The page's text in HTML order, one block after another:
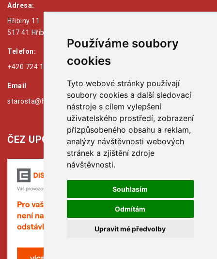
Používáme soubory
cookies
Tyto webové stránky používají
soubory cookies a další sledovací
nástroje s cílem vylepšení
uživatelského prostředí, zobrazení
přizpůsobeného obsahu a reklam,
analýzy návštěvnosti webových
stránek a zjištění zdroje
návštěvnosti.
Souhlasím
Odmítám
Upravit mé předvolby
Adresa:
Hřibiny 11
517 41 Hřibiny - Ledská
Telefon:
+420 724 179 125
Email
starosta@hribiny-ledska.cz
ČEZ UPOZORŇUJE: